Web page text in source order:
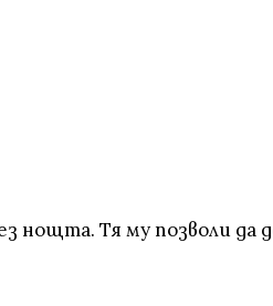
нощта. Тя му позволи да